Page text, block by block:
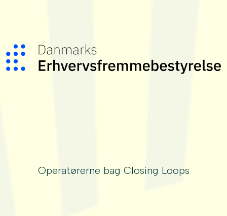
Operatørerne bag Closing Loops